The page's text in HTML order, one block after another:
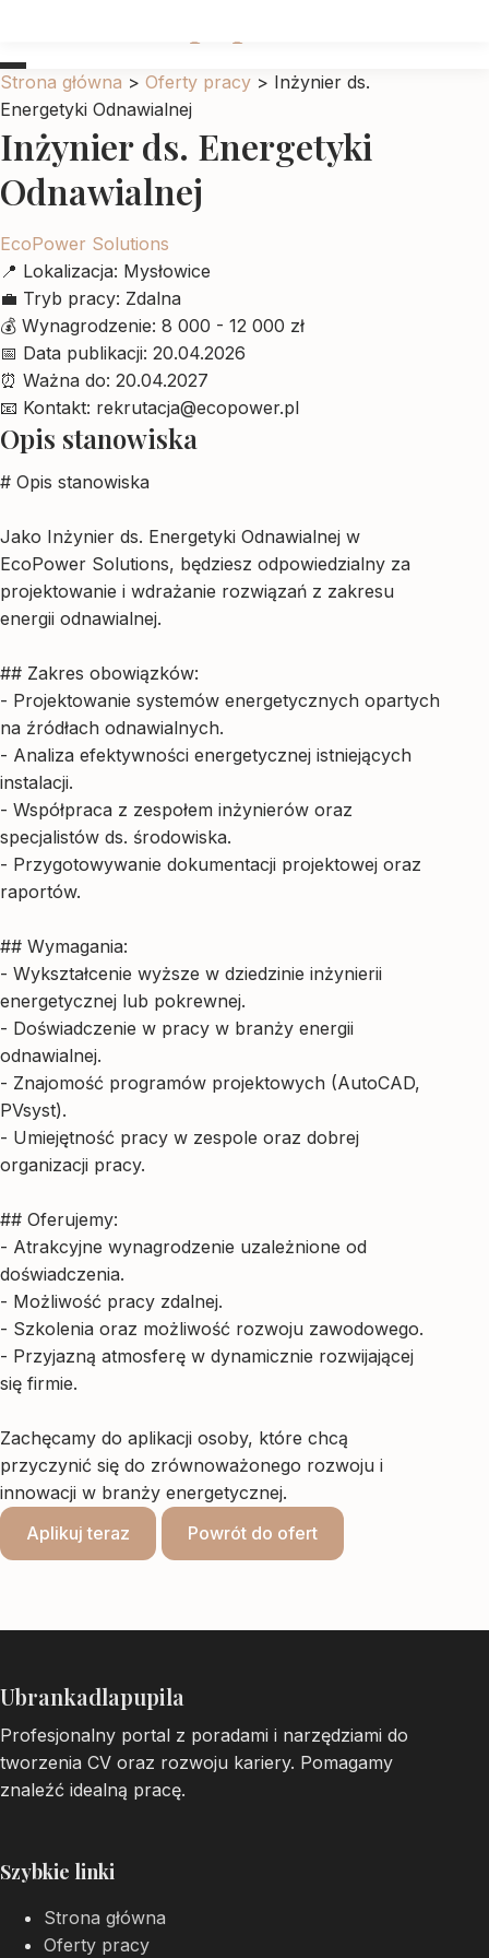
Strona główna > Oferty pracy > Inżynier ds.
Energetyki Odnawialnej
Inżynier ds. Energetyki
Odnawialnej
EcoPower Solutions
📍 Lokalizacja: Mysłowice
💼 Tryb pracy: Zdalna
💰 Wynagrodzenie: 8 000 - 12 000 zł
📅 Data publikacji: 20.04.2026
⏰ Ważna do: 20.04.2027
📧 Kontakt: rekrutacja@ecopower.pl
Opis stanowiska
# Opis stanowiska
Jako Inżynier ds. Energetyki Odnawialnej w
EcoPower Solutions, będziesz odpowiedzialny za
projektowanie i wdrażanie rozwiązań z zakresu
energii odnawialnej.
## Zakres obowiązków:
- Projektowanie systemów energetycznych opartych
na źródłach odnawialnych.
- Analiza efektywności energetycznej istniejących
instalacji.
- Współpraca z zespołem inżynierów oraz
specjalistów ds. środowiska.
- Przygotowywanie dokumentacji projektowej oraz
raportów.
## Wymagania:
- Wykształcenie wyższe w dziedzinie inżynierii
energetycznej lub pokrewnej.
- Doświadczenie w pracy w branży energii
odnawialnej.
- Znajomość programów projektowych (AutoCAD,
PVsyst).
- Umiejętność pracy w zespole oraz dobrej
organizacji pracy.
## Oferujemy:
- Atrakcyjne wynagrodzenie uzależnione od
doświadczenia.
- Możliwość pracy zdalnej.
- Szkolenia oraz możliwość rozwoju zawodowego.
- Przyjazną atmosferę w dynamicznie rozwijającej
się firmie.
Zachęcamy do aplikacji osoby, które chcą
przyczynić się do zrównoważonego rozwoju i
innowacji w branży energetycznej.
Aplikuj teraz
Powrót do ofert
Ubrankadlapupila
Profesjonalny portal z poradami i narzędziami do
tworzenia CV oraz rozwoju kariery. Pomagamy
znaleźć idealną pracę.
Szybkie linki
Strona główna
Oferty pracy